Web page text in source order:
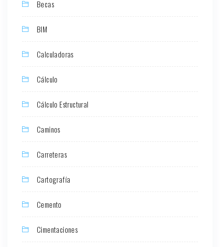
Becas
BIM
Calculadoras
Cálculo
Cálculo Estructural
Caminos
Carreteras
Cartografía
Cemento
Cimentaciones